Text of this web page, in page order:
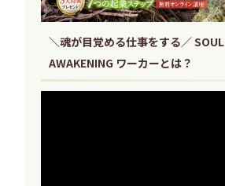
＼魂が目覚める仕事をする／ SOUL
AWAKENING ワーカーとは？